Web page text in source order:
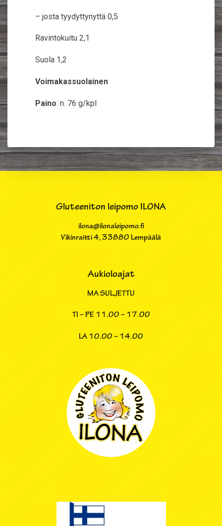
– josta tyydyttynyttä 0,5
Ravintokuitu 2,1
Suola 1,2
Voimakassuolainen
Paino: n. 76 g/kpl
Gluteeniton leipomo ILONA
ilona@ilonaleipomo.fi
Vikinraitti 4​, 33880 Lempäälä
Aukioloajat
MA SULJETTU
TI – PE11.00 – 17.00
LA10.00 – 14.00